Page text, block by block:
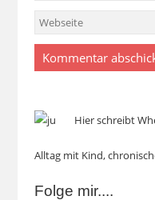
Hier schreibt
Alltag mit Kind,
Folge mir....